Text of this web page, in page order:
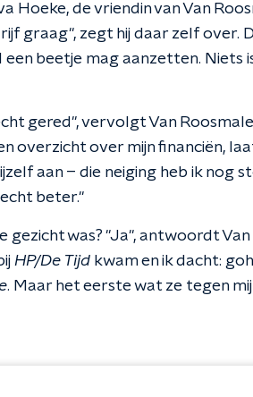
Hoeke, de vriendin van Van
graag", zegt hij daar zelf over.
beetje mag aanzetten. Niets
gered", vervolgt Van
overzicht over mijn financiën,
aan – die neiging heb ik nog
beter."
was? "Ja", antwoordt
HP/De Tijd kwam en ik dacht:
. Maar het eerste wat ze tegen